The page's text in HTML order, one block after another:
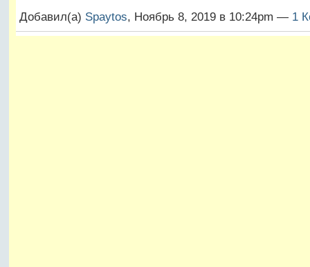
Добавил(а) Spaytos, Ноябрь 8, 2019 в 10:24pm — 1